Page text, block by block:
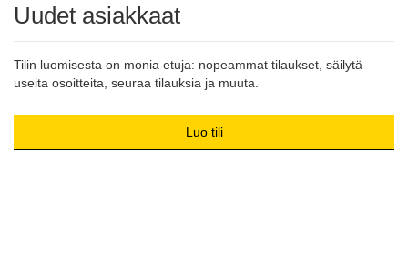
Uudet asiakkaat
Tilin luomisesta on monia etuja: nopeammat tilaukset, säilytä
useita osoitteita, seuraa tilauksia ja muuta.
Luo tili